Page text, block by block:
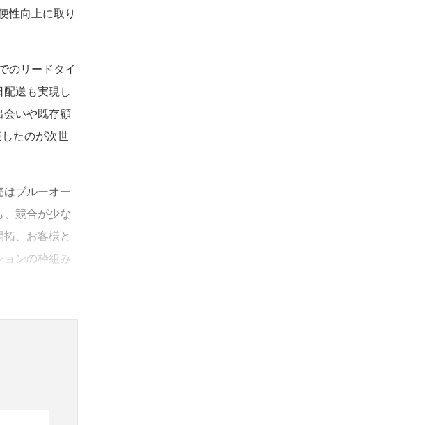
性向上に取り
のリードタイ
送も実現し
会いや既存顧
たのが次世
ブルーオー
競合が少な
、お客様と
ンの枠組み